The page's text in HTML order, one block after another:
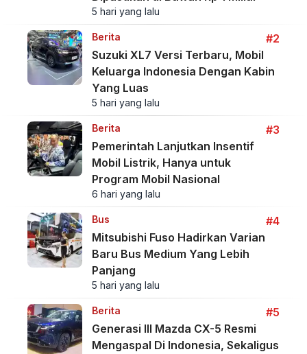
5 hari yang lalu
Berita
#2
Suzuki XL7 Versi Terbaru, Mobil
Keluarga Indonesia Dengan Kabin
Yang Luas
5 hari yang lalu
Berita
#3
Pemerintah Lanjutkan Insentif
Mobil Listrik, Hanya untuk
Program Mobil Nasional
6 hari yang lalu
Bus
#4
Mitsubishi Fuso Hadirkan Varian
Baru Bus Medium Yang Lebih
Panjang
5 hari yang lalu
Berita
#5
Generasi III Mazda CX-5 Resmi
Mengaspal Di Indonesia, Sekaligus